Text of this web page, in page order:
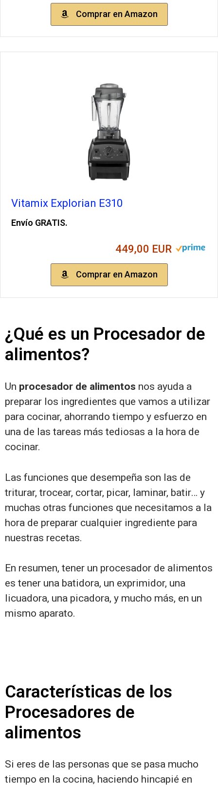
Comprar en Amazon
Vitamix Explorian E310
Envío GRATIS.
449,00 EUR
Comprar en Amazon
¿Qué es un Procesador de
alimentos?
Un procesador de alimentos nos ayuda a
preparar los ingredientes que vamos a utilizar
para cocinar, ahorrando tiempo y esfuerzo en
una de las tareas más tediosas a la hora de
cocinar.
Las funciones que desempeña son las de
triturar, trocear, cortar, picar, laminar, batir… y
muchas otras funciones que necesitamos a la
hora de preparar cualquier ingrediente para
nuestras recetas.
En resumen, tener un procesador de alimentos
es tener una batidora, un exprimidor, una
licuadora, una picadora, y mucho más, en un
mismo aparato.
Características de los
Procesadores de
alimentos
Si eres de las personas que se pasa mucho
tiempo en la cocina, haciendo hincapié en